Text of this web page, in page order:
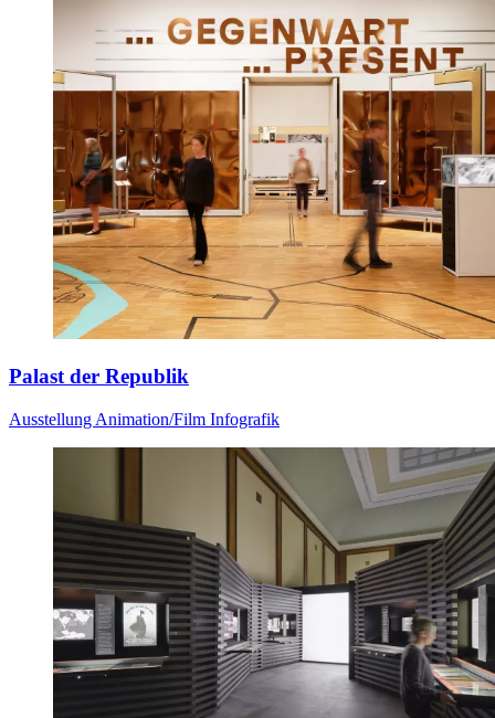
Palast der Republik
Ausstellung Animation/Film Infografik